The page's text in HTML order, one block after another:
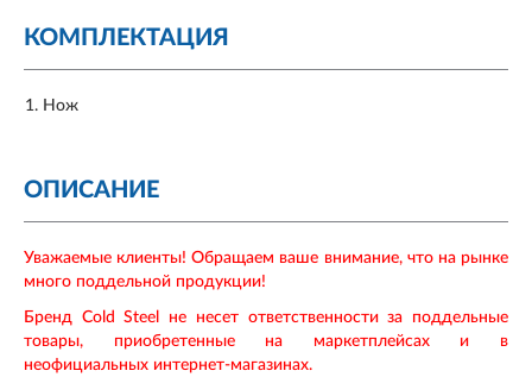
КОМПЛЕКТАЦИЯ
Нож
ОПИСАНИЕ
Уважаемые клиенты! Обращаем ваше внимание, что на рынке
много поддельной продукции!
Бренд Cold Steel не несет ответственности за поддельные
товары, приобретенные на маркетплейсах и в
неофициальных интернет-магазинах.